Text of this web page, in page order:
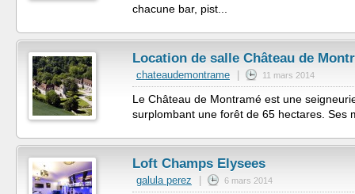
chacune bar, pist...
Location de salle Château de
chateaudemontrame 11 mars 2014
Le Château de Montramé est une
surplombant une forêt de 65 hectares. Ses
Loft Champs Elysees
galula perez 6 mars 2014